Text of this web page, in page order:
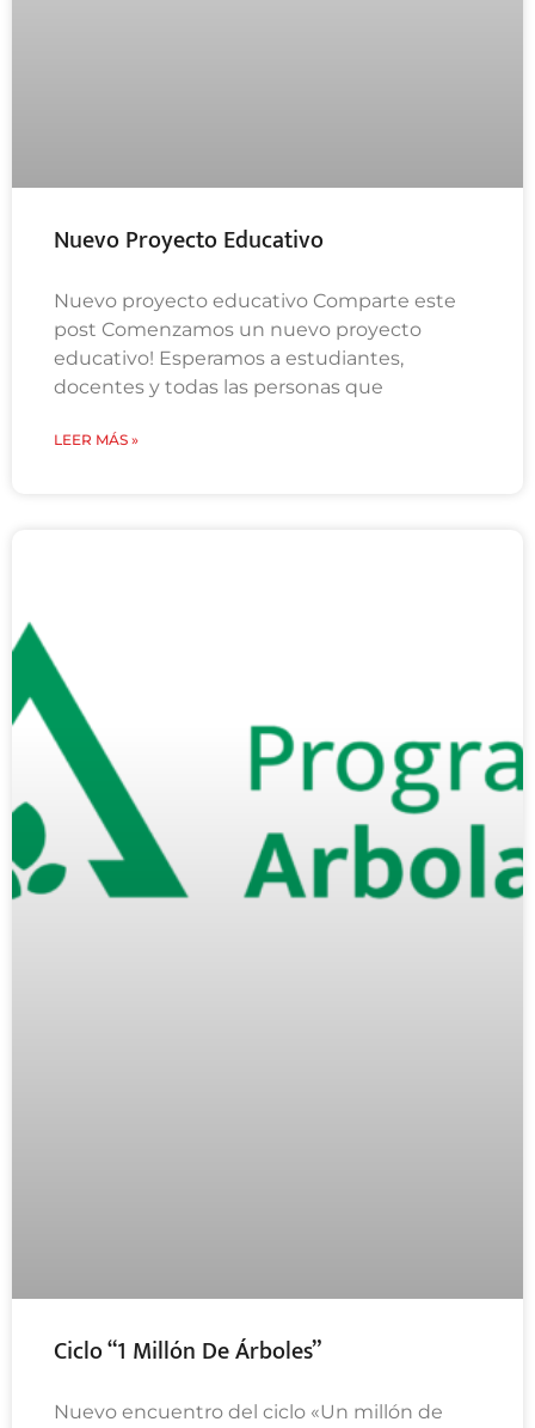
Nuevo Proyecto Educativo
Nuevo proyecto educativo Comparte este
post Comenzamos un nuevo proyecto
educativo! Esperamos a estudiantes,
docentes y todas las personas que
LEER MÁS »
Ciclo “1 Millón De Árboles”
Nuevo encuentro del ciclo «Un millón de